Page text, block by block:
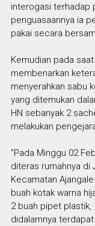
interogasi terhadap
penguasaannya ia
pakai secara
Kemudian pada
membenarkan
menyerahkan sabu
yang ditemukan
HN sebanyak 2
melakukan
"Pada Minggu 02
diteras rumahnya di
Kecamatan
buah kotak warna
2 buah pipet plastik,
didalamnya